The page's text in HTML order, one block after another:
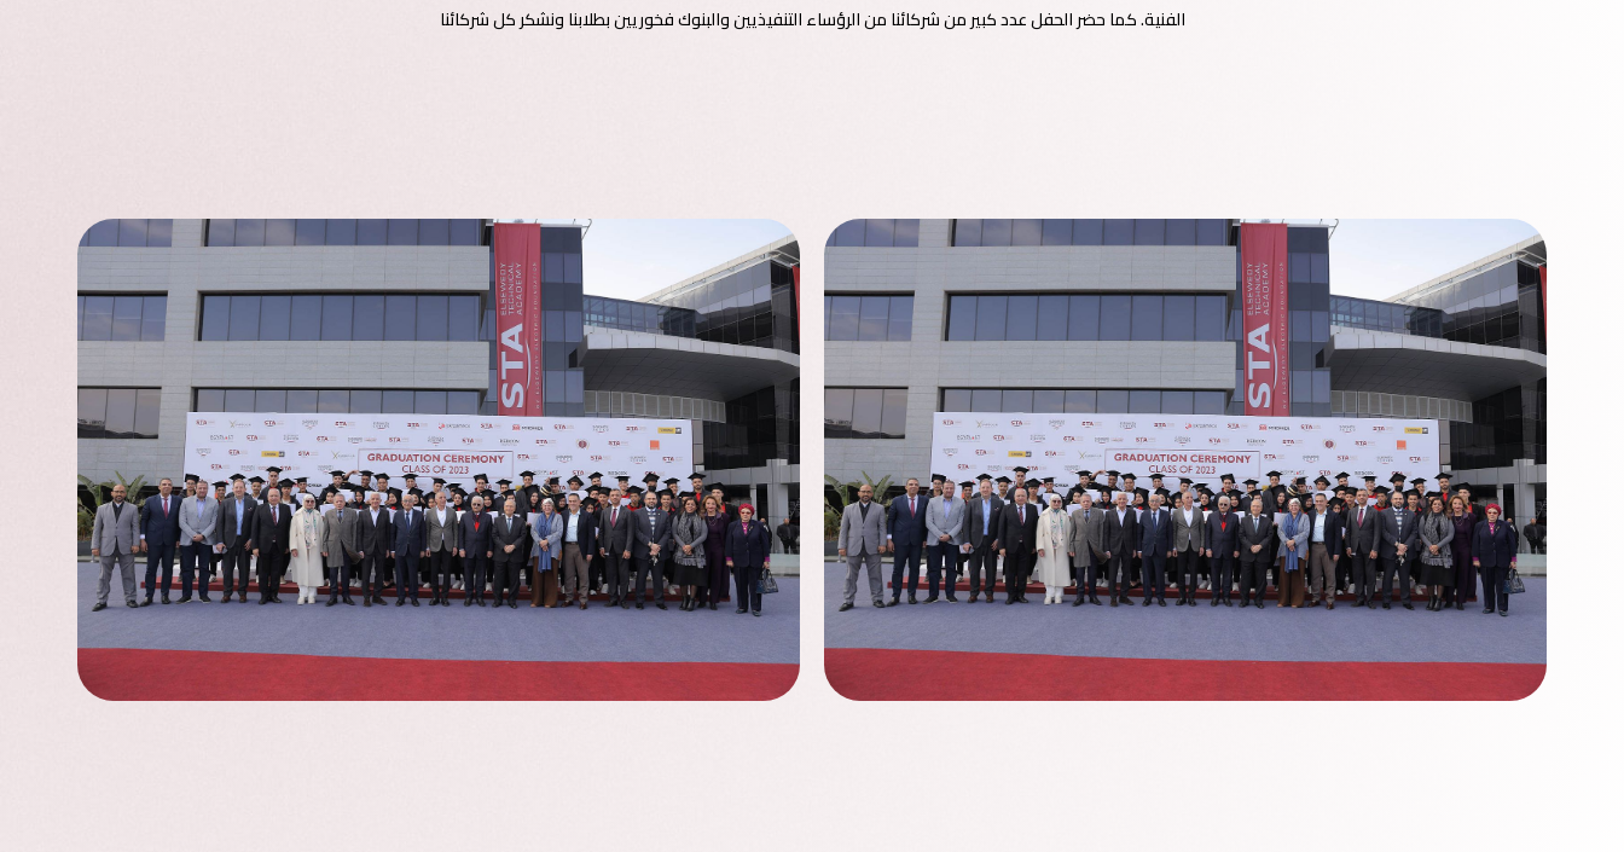
الفنية. كما حضر الحفل عدد كبير من شركائنا من الرؤساء التنفيذيين والبنوك فخوريين بطلابنا ونشكر كل شركائنا